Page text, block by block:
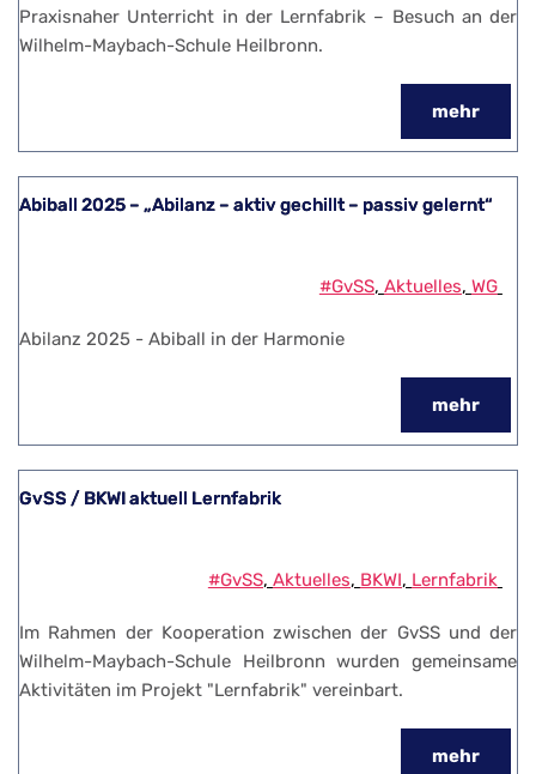
Praxisnaher Unterricht in der Lernfabrik – Besuch an der
Wilhelm-Maybach-Schule Heilbronn.
mehr
Abiball 2025 – „Abilanz – aktiv gechillt – passiv gelernt“
#GvSS, Aktuelles, WG
Abilanz 2025 - Abiball in der Harmonie
mehr
GvSS / BKWI aktuell Lernfabrik
#GvSS, Aktuelles, BKWI, Lernfabrik
Im Rahmen der Kooperation zwischen der GvSS und der
Wilhelm-Maybach-Schule Heilbronn wurden gemeinsame
Aktivitäten im Projekt "Lernfabrik" vereinbart.
mehr